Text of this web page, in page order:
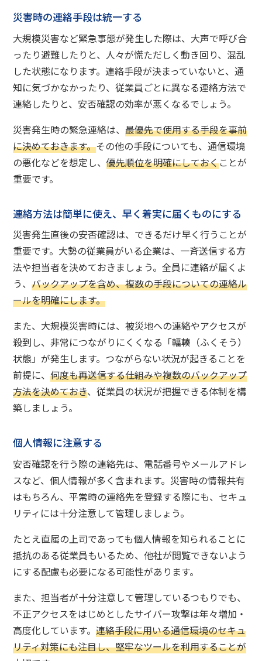
災害時の連絡手段は統一する
大規模災害など緊急事態が発生した際は、大声で呼び合
ったり避難したりと、人々が慌ただしく動き回り、混乱
した状態になります。連絡手段が決まっていないと、通
知に気づかなかったり、従業員ごとに異なる連絡方法で
連絡したりと、安否確認の効率が悪くなるでしょう。
災害発生時の緊急連絡は、最優先で使用する手段を事前
に決めておきます。その他の手段についても、通信環境
の悪化などを想定し、優先順位を明確にしておくことが
重要です。
連絡方法は簡単に使え、早く着実に届くものにする
災害発生直後の安否確認は、できるだけ早く行うことが
重要です。大勢の従業員がいる企業は、一斉送信する方
法や担当者を決めておきましょう。全員に連絡が届くよ
う、バックアップを含め、複数の手段についての連絡ル
ールを明確にします。
また、大規模災害時には、被災地への連絡やアクセスが
殺到し、非常につながりにくくなる「輻輳（ふくそう）
状態」が発生します。つながらない状況が起きることを
前提に、何度も再送信する仕組みや複数のバックアップ
方法を決めておき、従業員の状況が把握できる体制を構
築しましょう。
個人情報に注意する
安否確認を行う際の連絡先は、電話番号やメールアドレ
スなど、個人情報が多く含まれます。災害時の情報共有
はもちろん、平常時の連絡先を登録する際にも、セキュ
リティには十分注意して管理しましょう。
たとえ直属の上司であっても個人情報を知られることに
抵抗のある従業員もいるため、他社が閲覧できないよう
にする配慮も必要になる可能性があります。
また、担当者が十分注意して管理しているつもりでも、
不正アクセスをはじめとしたサイバー攻撃は年々増加・
高度化しています。連絡手段に用いる通信環境のセキュ
リティ対策にも注目し、堅牢なツールを利用することが